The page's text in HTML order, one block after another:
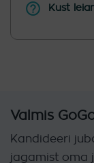
Kust
Valmis
Kandideeri
jagamist oma